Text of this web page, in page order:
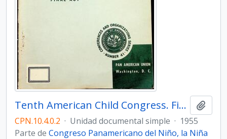
Tenth American Child Congress. Final Act
CPN.10.4.0.2 · Unidad documental simple · 1955
Parte de Congreso Panamericano del Niño, la Niña